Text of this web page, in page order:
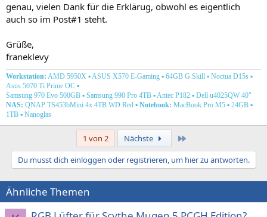
genau, vielen Dank für die Erklärug, obwohl es eigentlich
auch so im Post#1 steht.
Grüße,
franeklevy
Workstation: AMD 5950X ▪ ASUS X570 E-Gaming ▪ 64GB G.Skill ▪ Noctua D15s ▪
Asus 5070 Ti Prime OC ▪
Samsung 970 Evo 500GB ▪ Samsung 990 Pro 4TB ▪ Antec P182 ▪ Dell u4025QW 40"
NAS: QNAP TS453bMini 4x 4TB WD Red ▪ Notebook: MacBook Pro M5 ▪ 24GB ▪
1TB ▪ Nanoglas
1 von 2 Nächste
Du musst dich einloggen oder registrieren, um hier zu antworten.
Ähnliche Themen